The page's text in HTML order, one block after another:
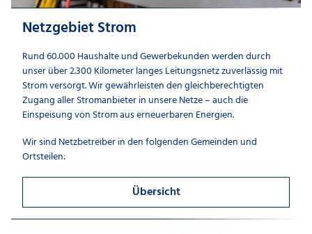
Netzgebiet Strom
Rund 60.000 Haushalte und Gewerbekunden werden durch
unser über 2.300 Kilometer langes Leitungsnetz zuverlässig mit
Strom versorgt. Wir gewährleisten den gleichberechtigten
Zugang aller Stromanbieter in unsere Netze – auch die
Einspeisung von Strom aus erneuerbaren Energien.
Wir sind Netzbetreiber in den folgenden Gemeinden und
Ortsteilen:
Übersicht